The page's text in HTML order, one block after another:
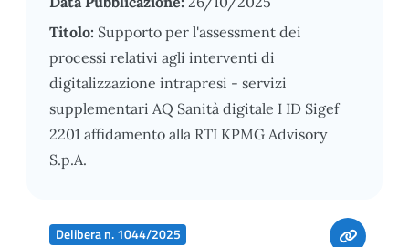
Titolo: Supporto per l'assessment dei
processi relativi agli interventi di
digitalizzazione intrapresi - servizi
supplementari AQ Sanità digitale I ID Sigef
2201 affidamento alla RTI KPMG Advisory
S.p.A.
Delibera n. 1044/2025